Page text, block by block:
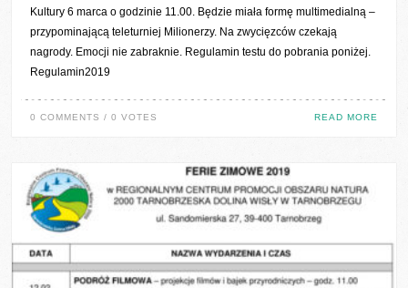
Kultury 6 marca o godzinie 11.00. Będzie miała formę multimedialną –
przypominającą teleturniej Milionerzy. Na zwycięzców czekają
nagrody. Emocji nie zabraknie. Regulamin testu do pobrania poniżej.
Regulamin2019
0 COMMENTS / 0 VOTES READ MORE